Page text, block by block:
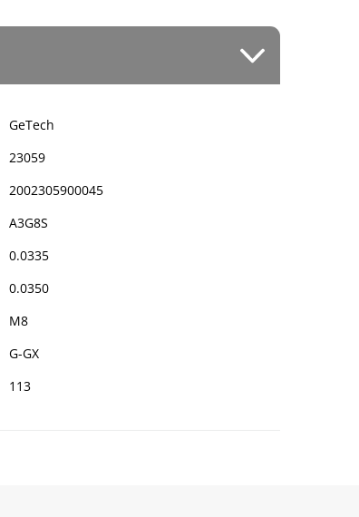
GeTech
23059
2002305900045
A3G8S
0.0335
0.0350
M8
G-GX
113